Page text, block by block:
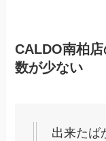
CALDO南柏
数が少ない
出来たば